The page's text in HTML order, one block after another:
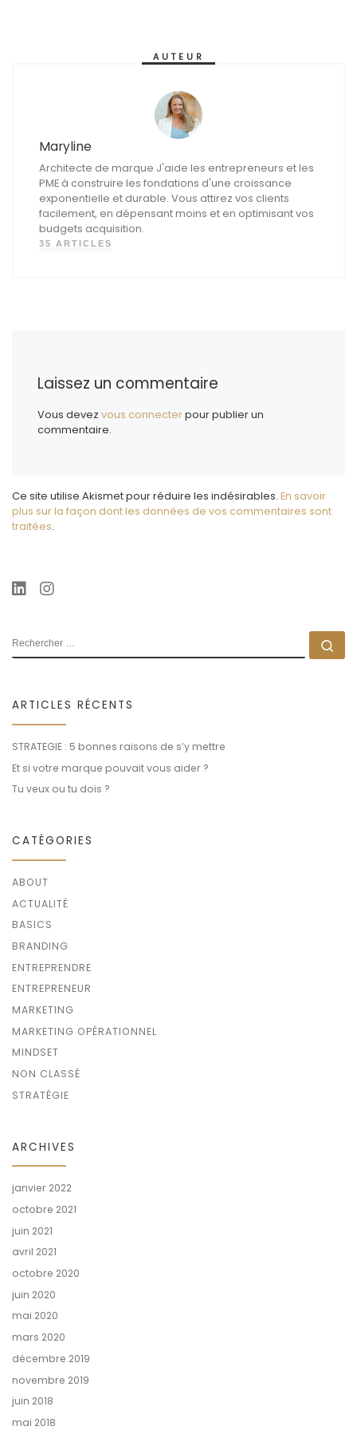
AUTEUR
Maryline
Architecte de marque J'aide les entrepreneurs et les
PME à construire les fondations d'une croissance
exponentielle et durable. Vous attirez vos clients
facilement, en dépensant moins et en optimisant vos
budgets acquisition.
35 ARTICLES
Laissez un commentaire
Vous devezvous connecterpour publier un
commentaire.
Ce site utilise Akismet pour réduire les indésirables. En savoir
plus sur la façon dont les données de vos commentaires sont
traitées.
RECHERCHER
ARTICLES RÉCENTS
STRATEGIE : 5 bonnes raisons de s’y mettre
Et si votre marque pouvait vous aider ?
Tu veux ou tu dois ?
CATÉGORIES
ABOUT
ACTUALITÉ
BASICS
BRANDING
ENTREPRENDRE
ENTREPRENEUR
MARKETING
MARKETING OPÉRATIONNEL
MINDSET
NON CLASSÉ
STRATÉGIE
ARCHIVES
janvier 2022
octobre 2021
juin 2021
avril 2021
octobre 2020
juin 2020
mai 2020
mars 2020
décembre 2019
novembre 2019
juin 2018
mai 2018